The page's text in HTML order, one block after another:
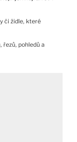
či židle, které
řezů, pohledů a